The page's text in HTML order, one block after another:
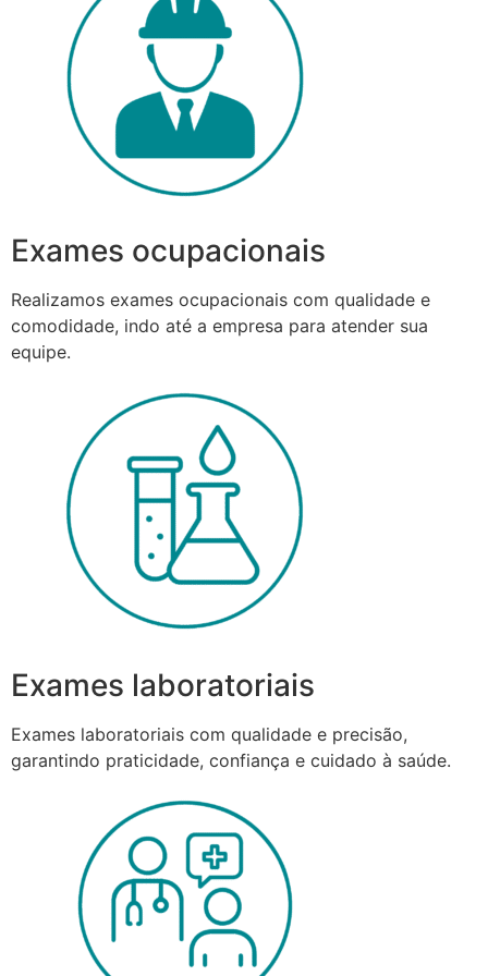
Exames ocupacionais
Realizamos exames ocupacionais com qualidade e
comodidade, indo até a empresa para atender sua
equipe.
Exames laboratoriais
Exames laboratoriais com qualidade e precisão,
garantindo praticidade, confiança e cuidado à saúde.